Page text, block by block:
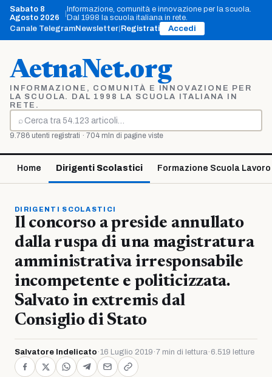
Vai
contenuto
Sabato 8
Agosto 2026
Informazione, comunità e innovazione per la scuola.
Dal 1998 la scuola italiana in rete.
Canale TelegramNewsletter Registrati Accedi
AetnaNet.org
INFORMAZIONE, COMUNITÀ E INNOVAZIONE PER
LA SCUOLA. DAL 1998 LA SCUOLA ITALIANA IN
RETE.
⌕
Cerca
9.786 utenti registrati · 704 mln di pagine viste
Home Dirigenti Scolastici Formazione Scuola Lavoro
DIRIGENTI SCOLASTICI
Il concorso a preside annullato
dalla ruspa di una magistratura
amministrativa irresponsabile
incompetente e politicizzata.
Salvato in extremis dal
Consiglio di Stato
Salvatore Indelicato ·16 Luglio 2019 ·7 min di lettura· 6.519 letture